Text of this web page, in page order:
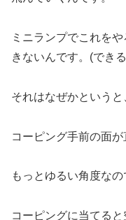
ミニランプでこれを
きないんです。(でき
それはなぜかというと
コーピング手前の面が
もっとゆるい角度なの
コーピングに当てると